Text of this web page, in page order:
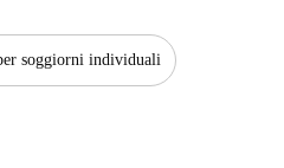
soggiorni individuali